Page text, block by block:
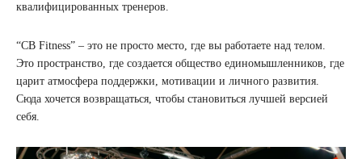
квалифицированных тренеров.
“СВ Fitness” – это не просто место, где вы работаете над телом.
Это пространство, где создается общество единомышленников, где
царит атмосфера поддержки, мотивации и личного развития.
Сюда хочется возвращаться, чтобы становиться лучшей версией
себя.